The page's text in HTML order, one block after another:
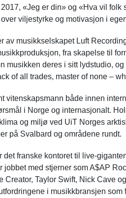
«Jeg er din» og «Hva vil folk
viljestyrke og motivasjon i
av musikkselskapet Luft
fra skapelse til
musikken deres i sitt lydstudio,
of all trades, master of none –
vitenskapsmann både innen
i Norge og internasjonalt.
og miljø ved UiT Norges
på Svalbard og områdene rundt.
det franske kontoret til live-
jobbet med stjerner som A$AP
Creator, Taylor Swift, Nick Cave
i musikkbransjen